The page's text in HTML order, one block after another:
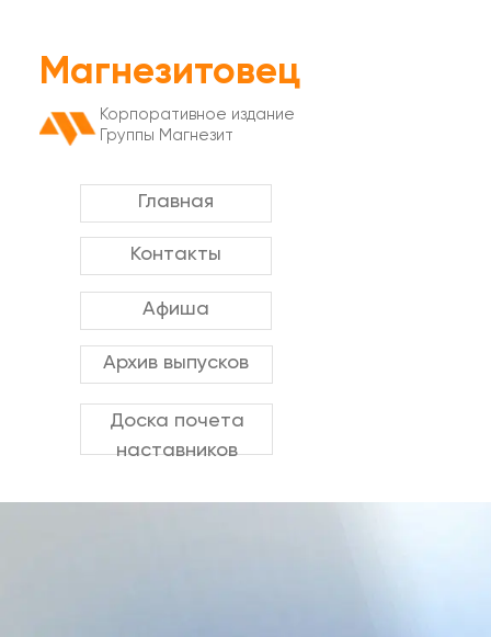
Контакты
Главная
Архив выпусков
Доска почета
наставников
Афиша
Корпоративное издание
Группы Магнезит
Магнезитовец